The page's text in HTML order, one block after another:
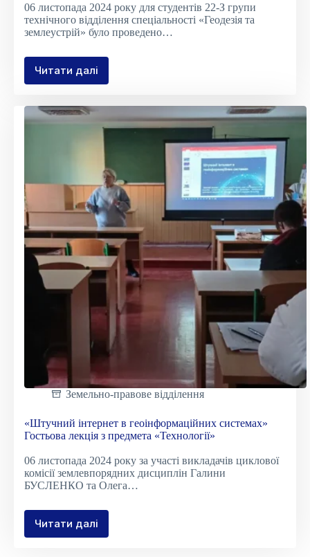
06 листопада 2024 року для студентів 22-З групи
технічного відділення спеціальності «Геодезія та
землеустрій» було проведено…
Читати далі
Заняття-
Рівненському
обласному
краєзнавчому
Земельно-правове відділення
«Штучний інтернет в геоінформаційних системах»
Гостьова лекція з предмета «Технології»
06 листопада 2024 року за участі викладачів циклової
комісії землевпорядних дисциплін Галини
БУСЛЕНКО та Олега…
Читати далі
«Штучний
інтернет